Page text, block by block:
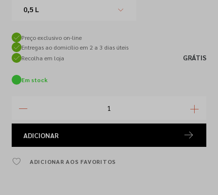
0,5 L
Preço exclusivo on-line
Entregas ao domicílio em 2 a 3 dias úteis
Recolha em loja
GRÁTIS
Em stock
ADICIONAR
ADICIONAR AOS FAVORITOS